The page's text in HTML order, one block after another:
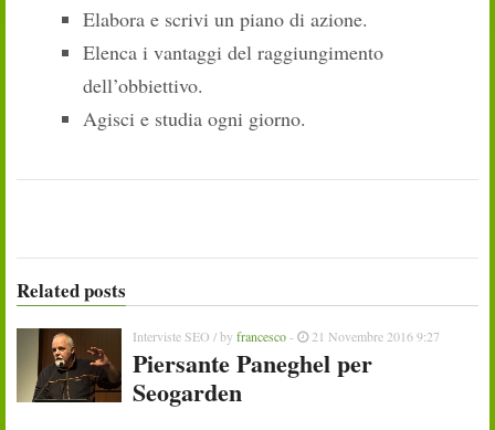
Elabora e scrivi un piano di azione.
Elenca i vantaggi del raggiungimento
dell’obbiettivo.
Agisci e studia ogni giorno.
Related posts
Interviste SEO / by francesco- 21 Novembre 2016 9:27
Piersante Paneghel per
Seogarden